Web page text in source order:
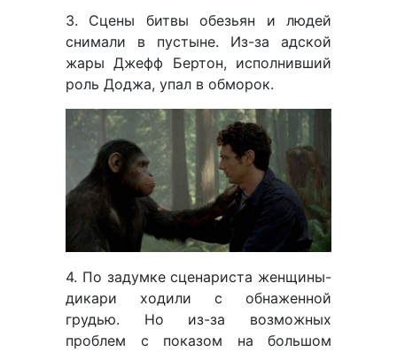
3. Сцены битвы обезьян и людей
снимали в пустыне. Из-за адской
жары Джефф Бертон, исполнивший
роль Доджа, упал в обморок.
4. По задумке сценариста женщины-
дикари ходили с обнаженной
грудью. Но из-за возможных
проблем с показом на большом